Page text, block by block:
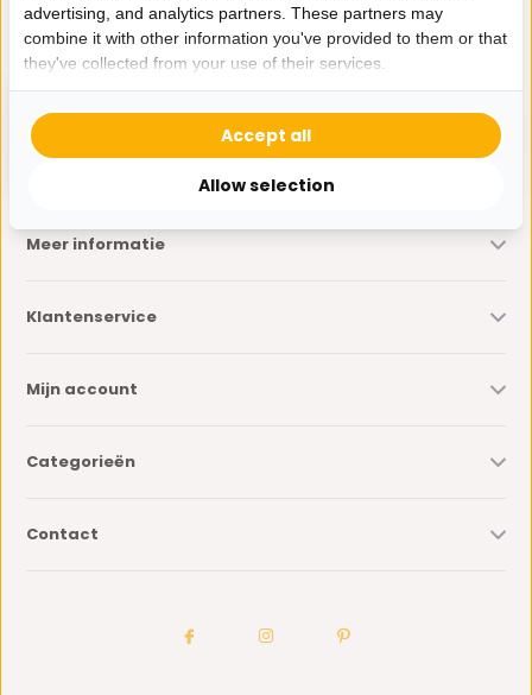
je niet spammen, beloofd.
* Lees hier de wettelijke beperkingen
Meer informatie
Klantenservice
Mijn account
Categorieën
Contact
advertising, and analytics partners. These partners may
combine it with other information you've provided to them or that
they've collected from your use of their services.
Allow selection
Accept all